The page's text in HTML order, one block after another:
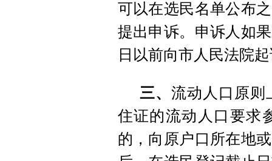
可以在选民名单公布
提出申诉。申诉人如
日以前向市人民法院
三、 流动人口原则
住证的流动人口要求
的，向原户口所在地